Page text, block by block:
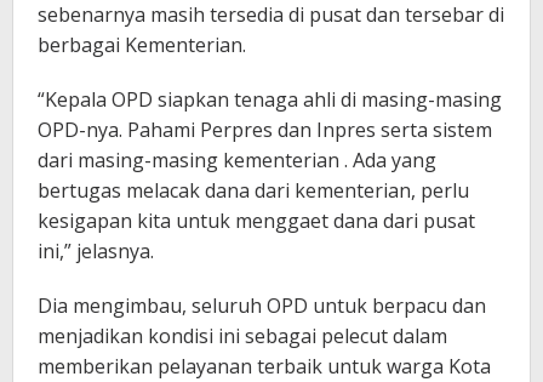
sebenarnya masih tersedia di pusat dan tersebar di
berbagai Kementerian.
“Kepala OPD siapkan tenaga ahli di masing-masing
OPD-nya. Pahami Perpres dan Inpres serta sistem
dari masing-masing kementerian . Ada yang
bertugas melacak dana dari kementerian, perlu
kesigapan kita untuk menggaet dana dari pusat
ini,” jelasnya.
Dia mengimbau, seluruh OPD untuk berpacu dan
menjadikan kondisi ini sebagai pelecut dalam
memberikan pelayanan terbaik untuk warga Kota